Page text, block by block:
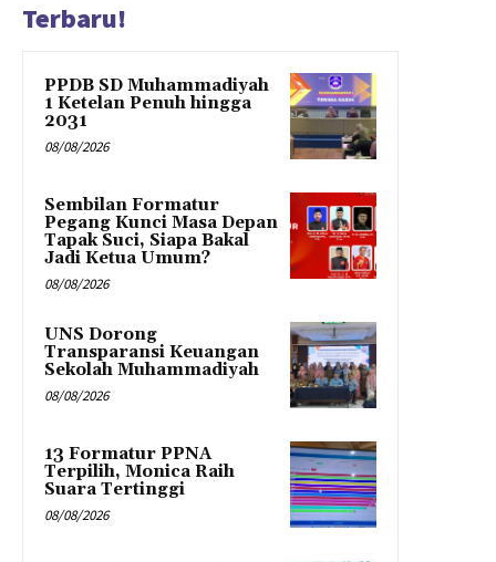
Terbaru!
PPDB SD Muhammadiyah
1 Ketelan Penuh hingga
2031
08/08/2026
Sembilan Formatur
Pegang Kunci Masa Depan
Tapak Suci, Siapa Bakal
Jadi Ketua Umum?
08/08/2026
UNS Dorong
Transparansi Keuangan
Sekolah Muhammadiyah
08/08/2026
13 Formatur PPNA
Terpilih, Monica Raih
Suara Tertinggi
08/08/2026